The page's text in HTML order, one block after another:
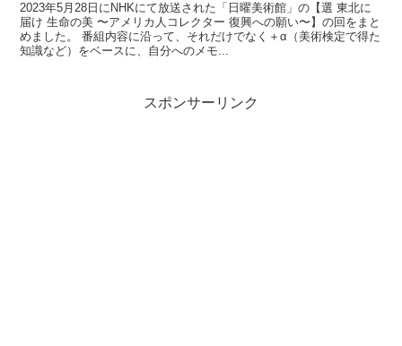
2023年5月28日にNHKにて放送された「日曜美術館」の【選 東北に
届け 生命の美 〜アメリカ人コレクター 復興への願い〜】の回をまと
めました。 番組内容に沿って、それだけでなく＋α（美術検定で得た
知識など）をベースに、自分へのメモ...
スポンサーリンク